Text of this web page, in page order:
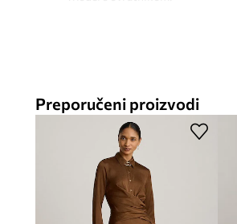
Preporučeni proizvodi